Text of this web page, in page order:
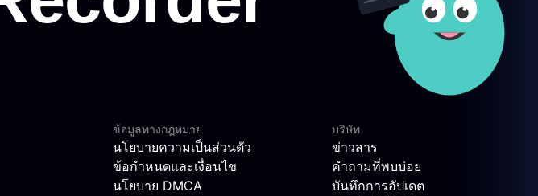
ข้อมูลทางกฎหมาย
นโยบายความเป็นส่วนตัว
ข้อกำหนดและเงื่อนไข
นโยบาย DMCA
บริษัท
ข่าวสาร
คำถามที่พบบ่อย
บันทึกการอัปเดต